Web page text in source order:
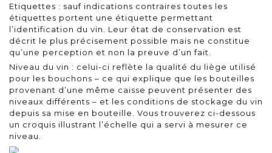
Etiquettes : sauf indications contraires toutes les
étiquettes portent une étiquette permettant
l’identification du vin. Leur état de conservation est
décrit le plus précisement possible mais ne constitue
qu’une perception et non la preuve d’un fait.
Niveau du vin : celui-ci reflète la qualité du liège utilisé
pour les bouchons – ce qui explique que les bouteilles
provenant d’une même caisse peuvent présenter des
niveaux différents – et les conditions de stockage du vin
depuis sa mise en bouteille. Vous trouverez ci-dessous
un croquis illustrant l’échelle qui a servi à mesurer ce
niveau.